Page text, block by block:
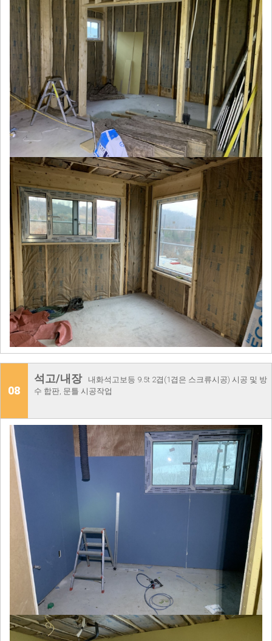
08
석고/내장
내화석고보등 9.5t 2겹(1겹은 스크류시공) 시공 및 방
수 합판, 문틀 시공작업